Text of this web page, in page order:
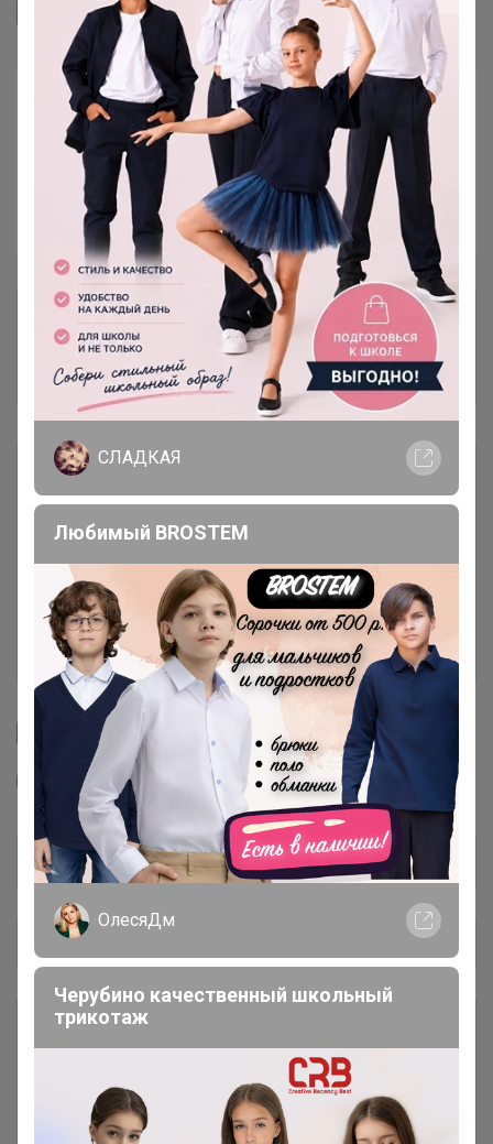
Общий каталог
Чат в Telegram 💌
Мульча - кора лиственницы,
щепа, скорлупа, пемза ❗
Забирать только из цр Щорса 5
Подписаться на организатора 3.8K
Дозаказ до
14 августа
Собрано
100 %
Ожидание ~ 5 дней
Пристрой 1 лот
Комментарии к лотам 1.6K
Отзывы участников 3.6K
Описание
Условия участия
Ключевые даты
История проведённых выкупов
Cтраничка организатора
Другие СП организатора Happy Baby
СЛАДКАЯ
Любимый BROSTEM
ОлесяДм
Черубино качественный школьный
трикотаж